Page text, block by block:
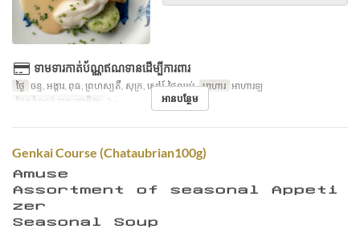
ទាមទារកាត់ប័ណ្ណឥណទានដើម្បីការពារ
ថ្ងៃ ចន្ទ, អង្គារ, ពុធ, ព្រហស្បតិ៍, សុក្រ, សៅរ៍, ថ្ងៃឈប់ អាហារ អាហារឡ
ដែនកំណត់ការបញ្ជាទិញ
2 ~ អានបន្ថែម
Genkai Course (Chataubrian100g)
Ａｍｕｓｅ
Ａｓｓｏｒｔｍｅｎｔ ｏｆ ｓｅａｓｏｎａｌ Ａｐｐｅｔｉ
ｚｅｒ
Ｓｅａｓｏｎａｌ Ｓｏｕｐ